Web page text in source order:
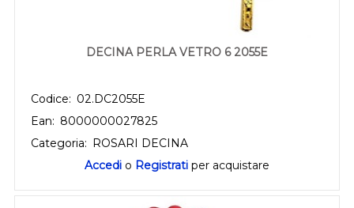
DECINA PERLA VETRO 6 2055E
Codice: 02.DC2055E
Ean: 8000000027825
Categoria: ROSARI DECINA
Accedi o Registrati per acquistare